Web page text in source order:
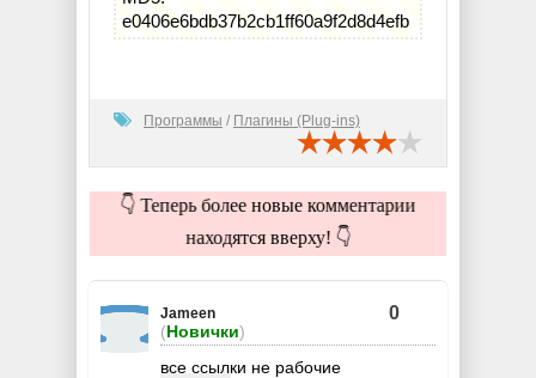
e0406e6bdb37b2cb1ff60a9f2d8d4efb
Программы / Плагины (Plug-ins)
👇 Теперь более новые комментарии
находятся вверху! 👇
Jameen
(Новички)
0
все ссылки не рабочие